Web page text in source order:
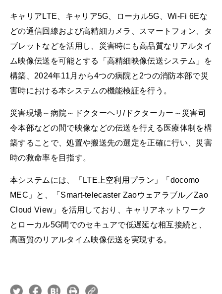
キャリアLTE、キャリア5G、ローカル5G、Wi-Fi 6Eな
どの通信回線および高精細カメラ、スマートフォン、タ
ブレットなどを活用し、災害時にも高品質なリアルタイ
ム映像伝送を可能とする「高精細映像伝送システム」を
構築、2024年11月から4つの病院と2つの消防本部で災
害時における本システムの機能検証を行う。
災害現場～病院～ドクターヘリ/ドクターカー～災害司
令本部などの間で映像などの伝送を行える医療体制を構
築することで、処置や搬送先の選定を正確に行い、災害
時の救命率を目指す。
本システムには、「LTE上空利用プラン」「docomo
MEC」と、「Smart-telecaster Zaoウェアラブル／Zao
Cloud View」を活用しており、キャリアネットワーク
とローカル5G間でのセキュアで低遅延な相互接続と、
高画質のリアルタイム映像伝送を実現する。